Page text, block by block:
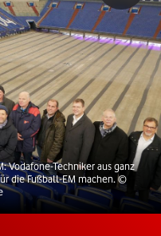
Vodafone-Techniker aus ganz
die Fußball-EM machen.©